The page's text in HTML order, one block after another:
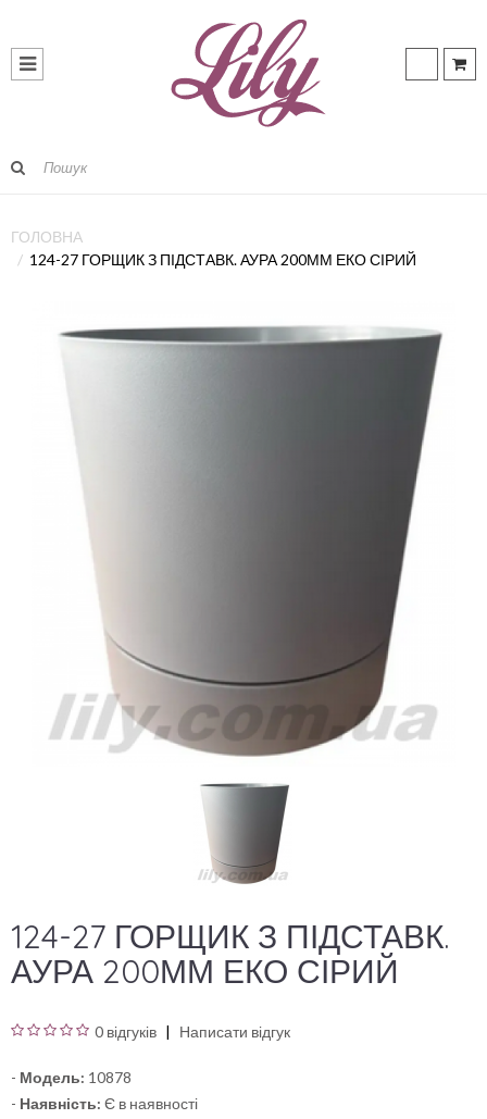
ГОЛОВНА
124-27 ГОРЩИК З ПІДСТАВК. АУРА 200ММ ЕКО СІРИЙ
124-27 ГОРЩИК З ПІДСТАВК.
АУРА 200ММ ЕКО СІРИЙ
0 відгуків Написати відгук
- Модель: 10878
- Наявність: Є в наявності